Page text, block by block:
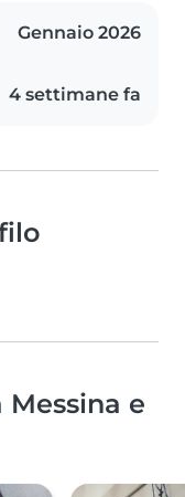
Gennaio 2026
4 settimane fa
e